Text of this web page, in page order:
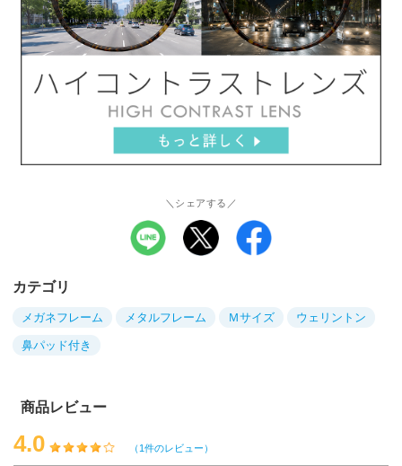
＼シェアする／
カテゴリ
メガネフレーム メタルフレーム Ｍサイズ ウェリントン
鼻パッド付き
商品レビュー
4.0 （1件のレビュー）